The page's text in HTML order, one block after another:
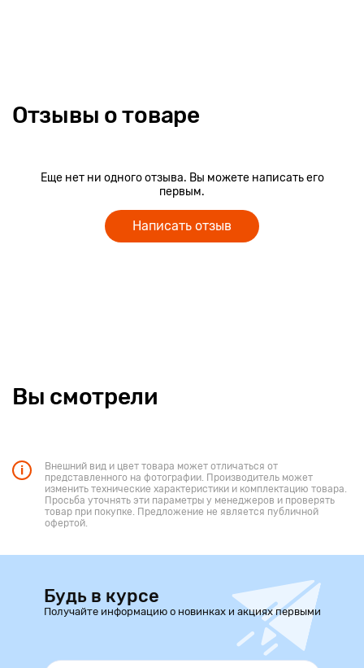
Отзывы о товаре
Еще нет ни одного отзыва. Вы можете написать его
первым.
Написать отзыв
Вы смотрели
Внешний вид и цвет товара может отличаться от
представленного на фотографии. Производитель может
изменить технические характеристики и комплектацию товара.
Просьба уточнять эти параметры у менеджеров и проверять
товар при покупке. Предложение не является публичной
офертой.
Будь в курсе
Получайте информацию о новинках и акциях первыми